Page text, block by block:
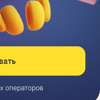
операторов